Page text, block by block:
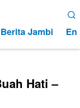
Berita Jambi
Hati –